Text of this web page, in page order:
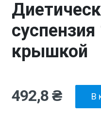
крышкой
492,8 ₴ В